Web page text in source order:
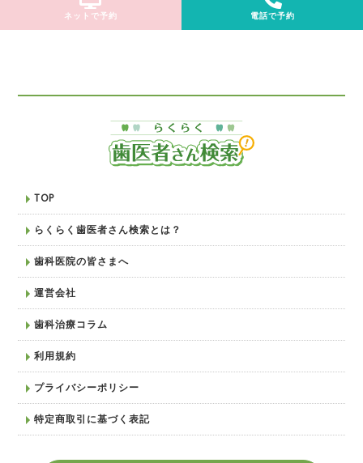
ネットで予約 電話で予約
TOP
らくらく歯医者さん検索とは？
歯科医院の皆さまへ
運営会社
歯科治療コラム
利用規約
プライバシーポリシー
特定商取引に基づく表記